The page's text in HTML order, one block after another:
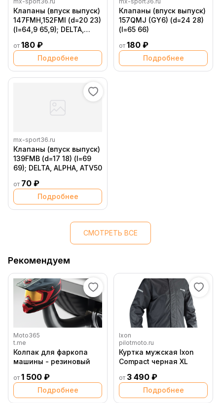
Клапаны (впуск выпуск)
147FMH,152FMI (d=20 23)
(l=64,9 65,9); DELTA,
от 180 ₽
Подробнее
Клапаны (впуск выпуск)
157QMJ (GY6) (d=24 28)
(l=65 66)
от 180 ₽
Подробнее
mx-sport36.ru
Клапаны (впуск выпуск)
139FMB (d=17 18) (l=69
69); DELTA, ALPHA, ATV50
от 70 ₽
Подробнее
СМОТРЕТЬ ВСЕ
Рекомендуем
Moto365
t.me
Колпак для фаркопа
машины - резиновый
от 1 500 ₽
Подробнее
Ixon
pilotmoto.ru
Куртка мужская Ixon
Compact черная XL
от 3 490 ₽
Подробнее